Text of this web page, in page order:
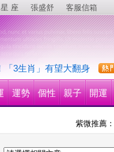
星 座 張盛舒 客服信箱
「3生肖」有望大翻身
運勢 個性 親子 開運
紫微推薦：